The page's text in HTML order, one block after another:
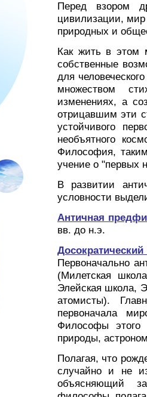
Перед взором
цивилизации, мир
природных и
Как жить в этом
собственные
для
множеством
изменениях, а
отрицавшим эти
устойчивого
необъятного
Философия,
учение о "первых
В развитии
условности
Античная
вв. до н.э.
Первоначально
(Милетская
Элейская школа,
атомисты).
первоначала
Философы этого
природы,
Полагая, что
случайно и не
объясняющий